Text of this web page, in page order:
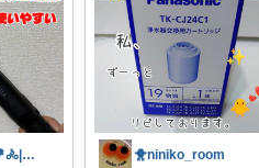
あきっちゃ💐🚴|暮らしを快適に🌻 🐥niniko_room